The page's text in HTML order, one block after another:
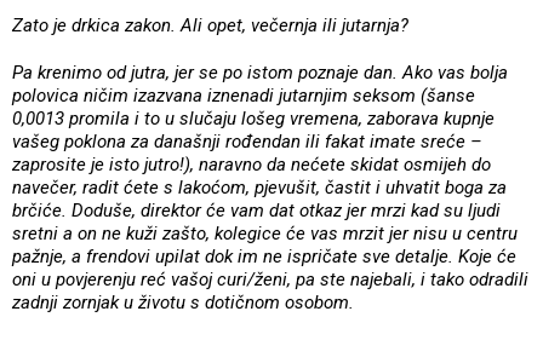
Zato je drkica zakon. Ali opet, večernja ili jutarnja?
Pa krenimo od jutra, jer se po istom poznaje dan. Ako vas bolja
polovica ničim izazvana iznenadi jutarnjim seksom (šanse
0,0013 promila i to u slučaju lošeg vremena, zaborava kupnje
vašeg poklona za današnji rođendan ili fakat imate sreće –
zaprosite je isto jutro!), naravno da nećete skidat osmijeh do
navečer, radit ćete s lakoćom, pjevušit, častit i uhvatit boga za
brčiće. Doduše, direktor će vam dat otkaz jer mrzi kad su ljudi
sretni a on ne kuži zašto, kolegice će vas mrzit jer nisu u centru
pažnje, a frendovi upilat dok im ne ispričate sve detalje. Koje će
oni u povjerenju reć vašoj curi/ženi, pa ste najebali, i tako odradili
zadnji zornjak u životu s dotičnom osobom.